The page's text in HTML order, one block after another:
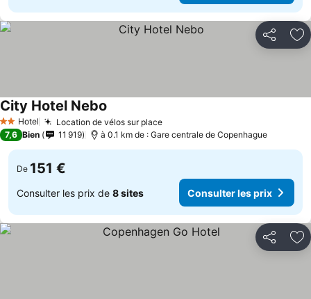
Partager
2 Étoiles
Hotel Location de vélos sur place
City Hotel Nebo
7,6 Bien 11 919 à 0.1 km de : Gare centrale de Copenhague
De 151 €
Consulter les prix de 8 sites Consulter les prix
Partager